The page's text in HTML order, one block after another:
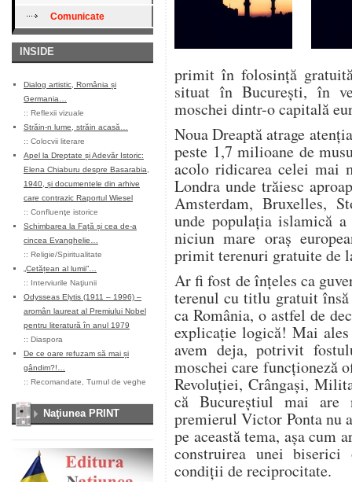
Comunicate
INSIDE
Dialog artistic, România și
Germania…
:: Reflexii vizuale
Străin-n lume, străin acasă…
:: Colocvii literare
Apel la Dreptate și Adevăr Istoric:
Elena Chiaburu despre Basarabia,
1940, și documentele din arhive
care contrazic Raportul Wiesel
:: Confluenţe istorice
Schimbarea la Față și cea de-a
cincea Evanghelie…
:: Religie/Spiritualitate
„Cetățean al lumii”…
:: Interviurile Naţiunii
Odysseas Elytis (1911 – 1996) –
aromân laureat al Premiului Nobel
pentru literatură în anul 1979
:: Diaspora
De ce oare refuzam să mai și
gândim?!…
:: Recomandate Turnul de veghe
Naţiunea PRINT
primit în folosinţă
situat în Bucureşti, în
moschei dintr-o capitală
Noua Dreaptă atrage
peste 1,7 milioane de
acolo ridicarea celei mai
Londra unde trăiesc
Amsterdam, Bruxelles,
unde populaţia islamică
niciun mare oraş
primit terenuri gratuite de
Ar fi fost de înţeles ca
terenul cu titlu gratuit
ca România, o astfel de
explicaţie logică! Mai
avem deja, potrivit
moschei care funcţioneză
Revoluţiei, Crângaşi,
că Bucureştiul mai are
premierul Victor Ponta nu
pe această tema, aşa
construirea unei
condiţii de reciprocitate.